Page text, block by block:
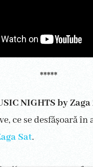
*****
NIGHTS by Zaga
ce se desfășoară
Sat.